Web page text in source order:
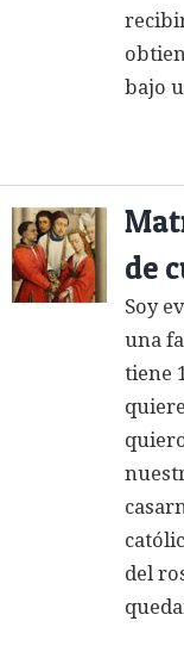
bajo
de
Soy
una
tiene
del